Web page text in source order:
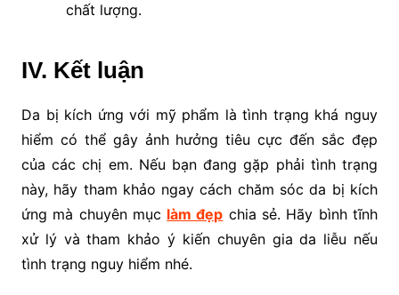
chất lượng.
IV. Kết luận
Da bị kích ứng với mỹ phẩm là tình trạng khá nguy
hiểm có thể gây ảnh hưởng tiêu cực đến sắc đẹp
của các chị em. Nếu bạn đang gặp phải tình trạng
này, hãy tham khảo ngay cách chăm sóc da bị kích
ứng mà chuyên mục làm đẹp chia sẻ. Hãy bình tĩnh
xử lý và tham khảo ý kiến chuyên gia da liễu nếu
tình trạng nguy hiểm nhé.